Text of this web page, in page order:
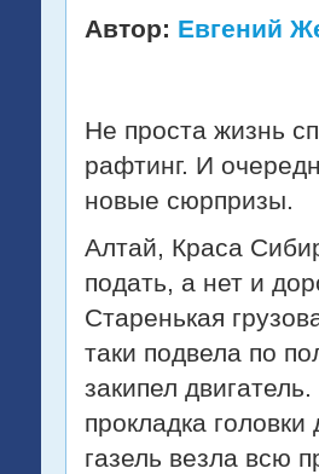
Автор: Евгений
Не проста жизнь
рафтинг. И
новые сюрпризы.
Алтай, Краса
подать, а нет и
Старенькая
таки подвела по
закипел
прокладка
газель везла всю